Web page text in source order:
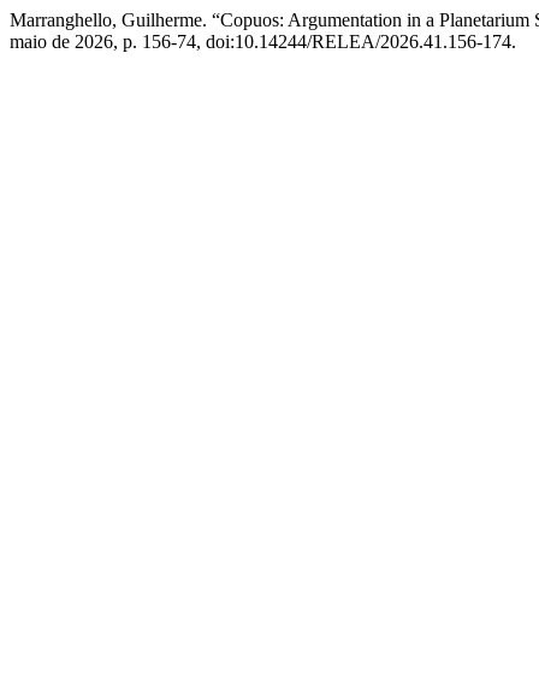
Marranghello, Guilherme. “Copuos: Argumentation in a Planetarium
maio de 2026, p. 156-74, doi:10.14244/RELEA/2026.41.156-174.